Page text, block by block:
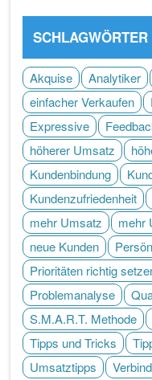
SCHLAGWÖRTER
Akquise Analytiker
einfacher Verkaufen
Expressive
höherer Umsatz
Kundenbindung
Kundenzufriedenheit
mehr Umsatz
mehr
neue Kunden
Prioritäten richtig
Problemanalyse
S.M.A.R.T. Methode
Tipps und Tricks
Umsatztipps